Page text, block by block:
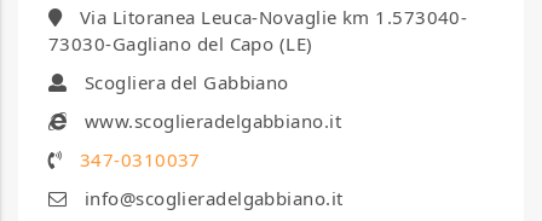
Via Litoranea Leuca-Novaglie km 1.573040-
73030-Gagliano del Capo (LE)
Scogliera del Gabbiano
www.scoglieradelgabbiano.it
347-0310037
info@scoglieradelgabbiano.it